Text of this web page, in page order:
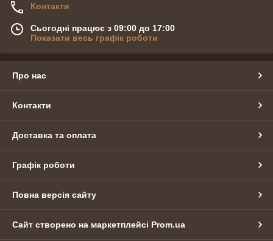
Контакти
Сьогодні працює з 09:00 до 17:00
Показати весь графік роботи
Про нас
Контакти
Доставка та оплата
Графік роботи
Повна версія сайту
Сайт створено на маркетплейсі Prom.ua